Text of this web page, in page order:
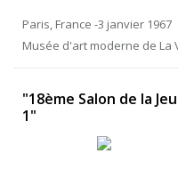
Paris, France -3 janvier 1967
Musée d'art moderne de La
"18ème Salon de la
1"